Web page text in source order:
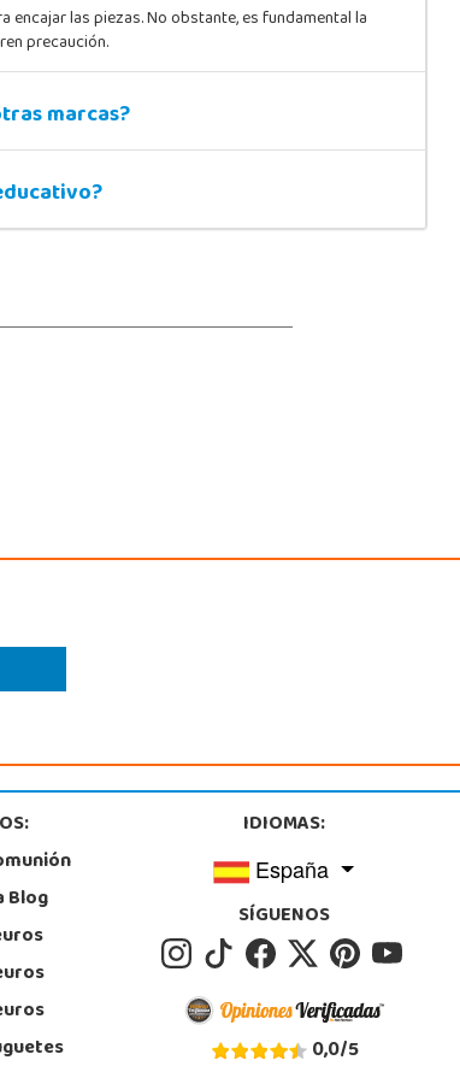
las piezas. No obstante, es fundamental la
precaución.
marcas?
Blog
IDIOMAS:
España
SÍGUENOS
0,0/5